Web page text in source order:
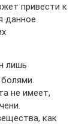
привести к
данное
лишь
не имеет,
как